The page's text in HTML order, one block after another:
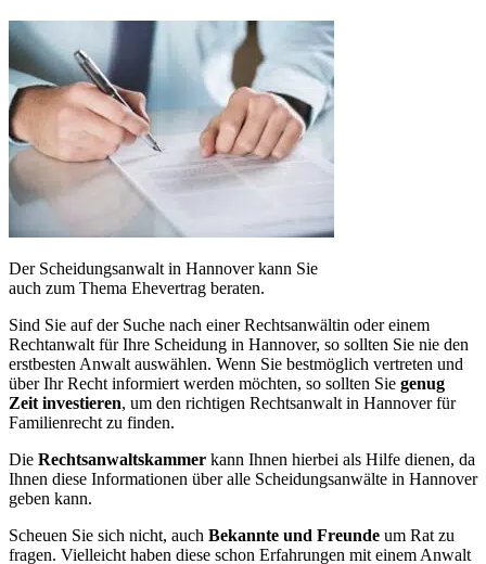
Der Scheidungsanwalt in Hannover kann Sie
auch zum Thema Ehevertrag beraten.
Sind Sie auf der Suche nach einer Rechtsanwältin oder einem
Rechtanwalt für Ihre Scheidung in Hannover, so sollten Sie nie den
erstbesten Anwalt auswählen. Wenn Sie bestmöglich vertreten und
über Ihr Recht informiert werden möchten, so sollten Sie genug
Zeit investieren, um den richtigen Rechtsanwalt in Hannover für
Familienrecht zu finden.
Die Rechtsanwaltskammer kann Ihnen hierbei als Hilfe dienen, da
Ihnen diese Informationen über alle Scheidungsanwälte in Hannover
geben kann.
Scheuen Sie sich nicht, auch Bekannte und Freunde um Rat zu
fragen. Vielleicht haben diese schon Erfahrungen mit einem Anwalt